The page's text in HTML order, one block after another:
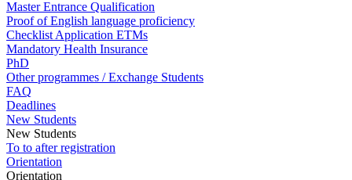
Master Entrance Qualification
Proof of English language proficiency
Checklist Application ETMs
Mandatory Health Insurance
PhD
Other programmes / Exchange Students
FAQ
Deadlines
New Students
New Students
To to after registration
Orientation
Orientation